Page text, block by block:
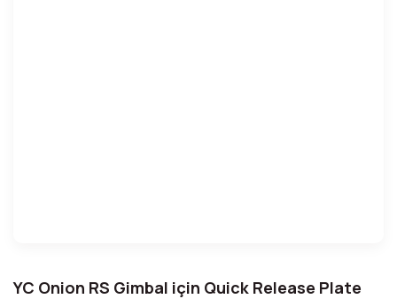
YC Onion RS Gimbal için Quick Release Plate